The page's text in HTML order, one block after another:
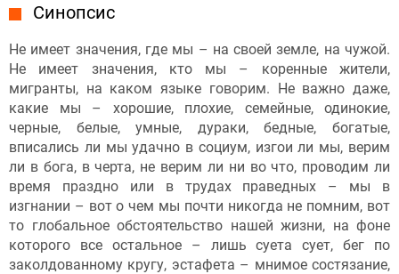
Синопсис
Не имеет значения, где мы – на своей земле, на чужой.
Не имеет значения, кто мы – коренные жители,
мигранты, на каком языке говорим. Не важно даже,
какие мы – хорошие, плохие, семейные, одинокие,
черные, белые, умные, дураки, бедные, богатые,
вписались ли мы удачно в социум, изгои ли мы, верим
ли в бога, в черта, не верим ли ни во что, проводим ли
время праздно или в трудах праведных – мы в
изгнании – вот о чем мы почти никогда не помним, вот
то глобальное обстоятельство нашей жизни, на фоне
которого все остальное – лишь суета сует, бег по
заколдованному кругу, эстафета – мнимое состязание,